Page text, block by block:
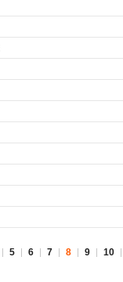
5 6 7 8 9 10